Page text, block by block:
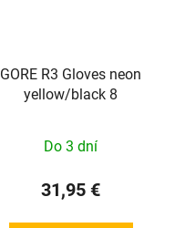
GORE R3 Gloves neon
yellow/black 8
Do 3 dní
31,95 €